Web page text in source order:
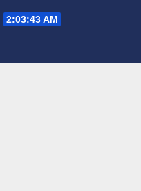
2:03:44 AM